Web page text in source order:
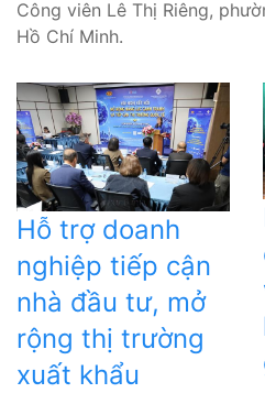
Công viên Lê Thị Riêng,
Hồ Chí Minh.
Hỗ trợ doanh
nghiệp tiếp cận
nhà đầu tư, mở
rộng thị trường
xuất khẩu